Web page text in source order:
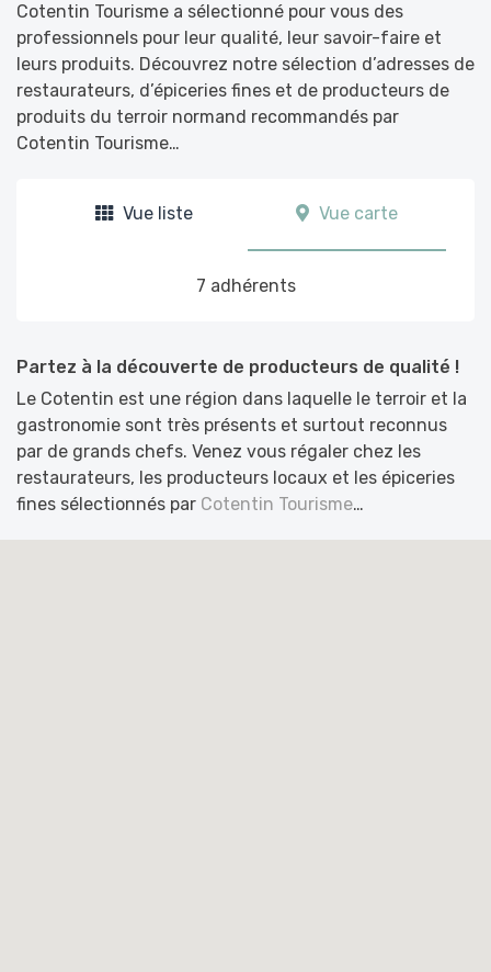
Cotentin Tourisme a sélectionné pour vous des
professionnels pour leur qualité, leur savoir-faire et
leurs produits. Découvrez notre sélection d’adresses de
restaurateurs, d’épiceries fines et de producteurs de
produits du terroir normand recommandés par
Cotentin Tourisme…
Vue liste Vue carte
7 adhérents
Partez à la découverte de producteurs de qualité !
Le Cotentin est une région dans laquelle le terroir et la
gastronomie sont très présents et surtout reconnus
par de grands chefs. Venez vous régaler chez les
restaurateurs, les producteurs locaux et les épiceries
fines sélectionnés par Cotentin Tourisme…